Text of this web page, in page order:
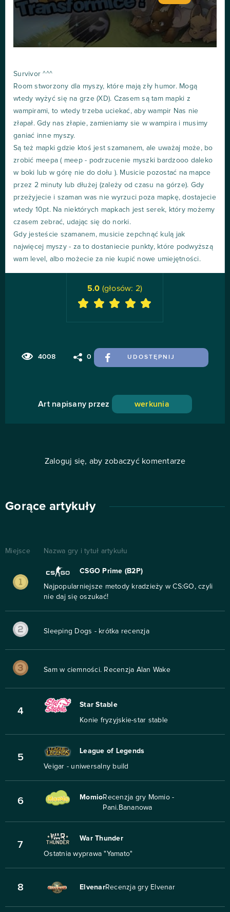
Survivor ^^^
Room stworzony dla myszy, które mają zły humor. Mogą
wtedy wyżyć się na grze (XD). Czasem są tam mapki z
wampirami, to wtedy trzeba uciekać, aby wampir Nas nie
złapał. Gdy nas złapie, zamieniamy sie w wampira i musimy
ganiać inne myszy.
Są też mapki gdzie ktoś jest szamanem, ale uważaj może, bo
zrobić meepa ( meep - podrzucenie myszki bardzooo daleko
w boki lub w górę nie do dołu ). Musicie pozostać na mapce
przez 2 minuty lub dłużej (zależy od czasu na górze). Gdy
przeżyjecie i szaman was nie wyrzuci poza mapkę, dostajecie
wtedy 10pt. Na niektórych mapkach jest serek, który możemy
czasem zebrać, udając się do norki.
Gdy jesteście szamanem, musicie zepchnąć kulą jak
najwięcej myszy - za to dostaniecie punkty, które podwyższą
wam level, albo możecie za nie kupić nowe umiejętności.
4008 0 UDOSTĘPNIJ
5.0 (głosów: 2)
Art napisany przez werkunia
Zaloguj się, aby zobaczyć komentarze
Gorące artykuły
Miejsce Nazwa gry i tytuł artykułu
CSGO Prime (B2P)
Najpopularniejsze metody kradzieży w CS:GO, czyli
nie daj się oszukać!
Sleeping Dogs - krótka recenzja
Sam w ciemności. Recenzja Alan Wake
4
Star Stable
Konie fryzyjskie-star stable
5
League of Legends
Veigar - uniwersalny build
6 MomioRecenzja gry Momio -
Pani.Bananowa
7
War Thunder
Ostatnia wyprawa "Yamato"
8 ElvenarRecenzja gry Elvenar